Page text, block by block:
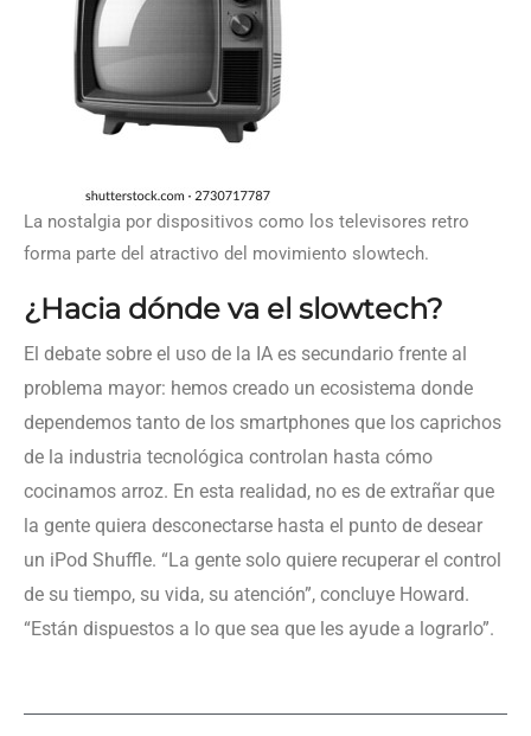
La nostalgia por dispositivos como los televisores retro
forma parte del atractivo del movimiento slowtech.
¿Hacia dónde va el slowtech?
El debate sobre el uso de la IA es secundario frente al
problema mayor: hemos creado un ecosistema donde
dependemos tanto de los smartphones que los caprichos
de la industria tecnológica controlan hasta cómo
cocinamos arroz. En esta realidad, no es de extrañar que
la gente quiera desconectarse hasta el punto de desear
un iPod Shuffle. “La gente solo quiere recuperar el control
de su tiempo, su vida, su atención”, concluye Howard.
“Están dispuestos a lo que sea que les ayude a lograrlo”.